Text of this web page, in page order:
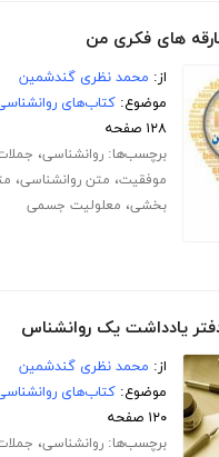
های فکری من
از: محمد نظری گندشمین
موضوع:کتاب‌های
۱۲۸ صفحه
برچسب‌ها:روانشناسی،
موفقیت، متن روانشناسی،
بخشی، معلولیت جسمی
یادداشت یک روانشناس
از: محمد نظری گندشمین
موضوع:کتاب‌های
۱۲۰ صفحه
برچسب‌ها:روانشناسی،